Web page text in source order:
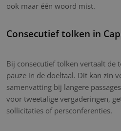
ook maar één woord mist.
Consecutief tolken in
Bij consecutief tolken vertaalt de
pauze in de doeltaal. Dit kan zin
samenvatting bij langere
voor tweetalige vergaderingen,
sollicitaties of persconferenties.